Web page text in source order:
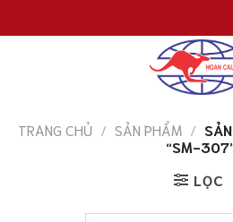
đến
TRANG CHỦ / SẢN PHẨM /
“SM-
LỌC